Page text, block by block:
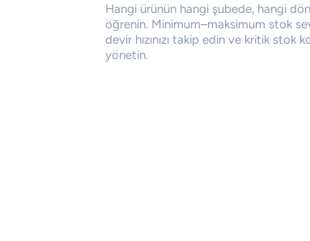
Hangi ürünün hangi şubede, hangi
öğrenin. Minimum–maksimum stok
devir hızınızı takip edin ve kritik stok
yönetin.